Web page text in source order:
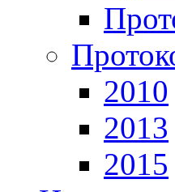
2010
2013
2015